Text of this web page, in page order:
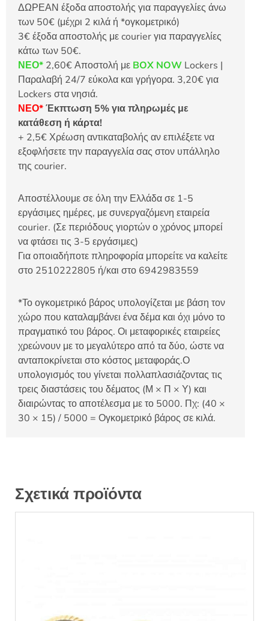
ΔΩΡΕΑΝ έξοδα αποστολής για παραγγελίες άνω
των 50€ (μέχρι 2 κιλά ή *ογκομετρικό)
3€ έξοδα αποστολής με courier για παραγγελίες
κάτω των 50€.
ΝΕΟ* 2,60€ Αποστολή με BOX NOW Lockers |
Παραλαβή 24/7 εύκολα και γρήγορα. 3,20€ για
Lockers στα νησιά.
ΝΕΟ*Έκπτωση 5% για πληρωμές με
κατάθεση ή κάρτα!
+ 2,5€ Χρέωση αντικαταβολής αν επιλέξετε να
εξοφλήσετε την παραγγελία σας στον υπάλληλο
της courier.
Αποστέλλουμε σε όλη την Ελλάδα σε 1-5
εργάσιμες ημέρες, με συνεργαζόμενη εταιρεία
courier. (Σε περιόδους γιορτών ο χρόνος μπορεί
να φτάσει τις 3-5 εργάσιμες)
Για οποιαδήποτε πληροφορία μπορείτε να καλείτε
στο 2510222805 ή/και στο 6942983559
*Το ογκομετρικό βάρος υπολογίζεται με βάση τον
χώρο που καταλαμβάνει ένα δέμα και όχι μόνο το
πραγματικό του βάρος. Οι μεταφορικές εταιρείες
χρεώνουν με το μεγαλύτερο από τα δύο, ώστε να
ανταποκρίνεται στο κόστος μεταφοράς.Ο
υπολογισμός του γίνεται πολλαπλασιάζοντας τις
τρεις διαστάσεις του δέματος (Μ × Π × Υ) και
διαιρώντας το αποτέλεσμα με το 5000. Πχ: (40 ×
30 × 15) / 5000 = Ογκομετρικό βάρος σε κιλά.
Σχετικά προϊόντα